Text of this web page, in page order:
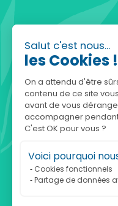
Salut c'est nous...
les Cookies !
On a attendu d'être
contenu de ce site
avant de vous
accompagner
C'est OK pour vous ?
Voici pourquoi
Cookies fonctionnels
Partage de données
Fondée en
française
est à votre
Notre
160 rue